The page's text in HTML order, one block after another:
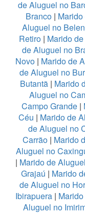
de Aluguel no
Branco |
Aluguel no
Retiro | Marido
de Aluguel no
Novo | Marido de
de Aluguel no
Butantã | Marido
Aluguel no
Campo Grande |
Céu | Marido de
de Aluguel no
Carrão | Marido
Aluguel no
| Marido de
Grajaú | Marido
de Aluguel no
Ibirapuera |
Aluguel no